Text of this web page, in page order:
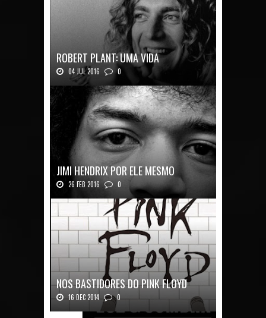
ROBERT PLANT: UMA VIDA
04 JUL 2016 0
Robert Plant, o vocalista do Led Zeppeli...
JIMI HENDRIX POR ELE MESMO
26 FEB 2016 0
Texto histórico expõe a mente do mestre J...
NOS BASTIDORES DO PINK FLOYD
16 DEC 2014 0
Nos Bastidores do Pink Floyd Autor: Mark B...